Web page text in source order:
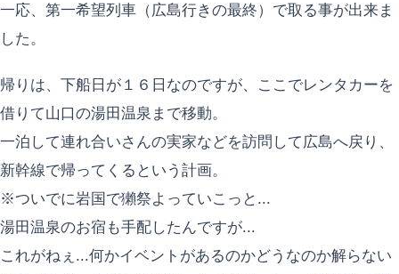
一応、第一希望列車（広島行きの最終）で取る事が出来ま
した。
帰りは、下船日が１６日なのですが、ここでレンタカーを
借りて山口の湯田温泉まで移動。
一泊して連れ合いさんの実家などを訪問して広島へ戻り、
新幹線で帰ってくるという計画。
※ついでに岩国で獺祭よっていこっと...
湯田温泉のお宿も手配したんですが...
これがねぇ...何かイベントがあるのかどうなのか解らない